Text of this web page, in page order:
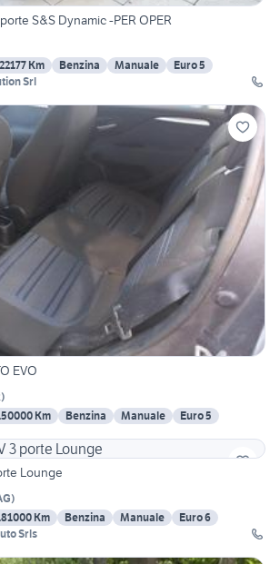
S&S Dynamic -PER OPER
Km Benzina Manuale
Euro 5
Srl
EVO
)
Km Benzina Manuale
Euro 5
Lounge
)
Km Benzina Manuale
Euro 6
Srls